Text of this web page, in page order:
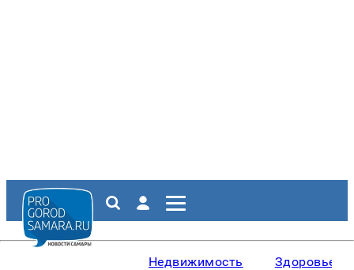
Недвижимость Здоровье